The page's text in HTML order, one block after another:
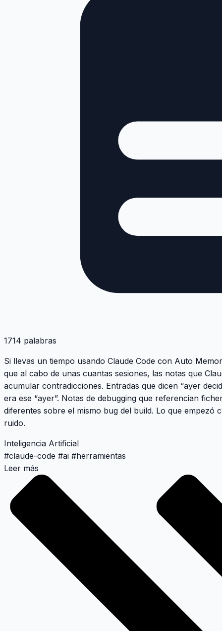
1714 palabras
Si llevas un tiempo usando Claude Code con Auto
que al cabo de unas cuantas sesiones, las notas que
acumular contradicciones. Entradas que dicen “ayer
era ese “ayer”. Notas de debugging que referencian
diferentes sobre el mismo bug del build. Lo que empezó
ruido.
Inteligencia Artificial
#claude-code #ai #herramientas
Leer más